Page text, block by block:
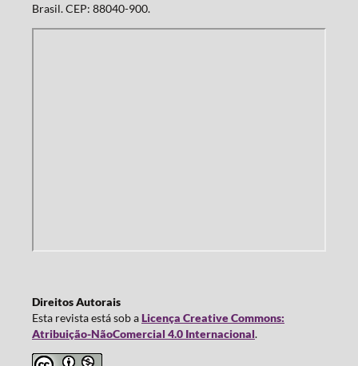
Brasil. CEP: 88040-900.
Direitos Autorais
Esta revista está sob aLicença Creative Commons:
Atribuição-NãoComercial 4.0 Internacional.